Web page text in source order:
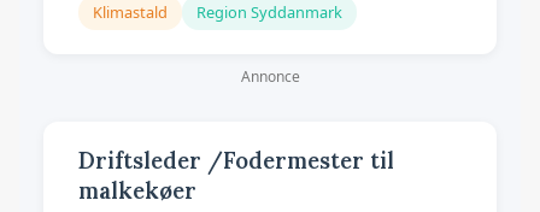
Klimastald
Region Syddanmark
Annonce
Driftsleder /Fodermester til
malkekøer